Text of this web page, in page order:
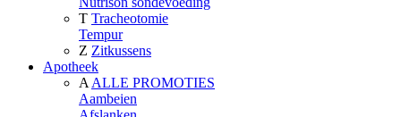
T Tracheotomie
Tempur
Z Zitkussens
Apotheek
A ALLE PROMOTIES
Aambeien